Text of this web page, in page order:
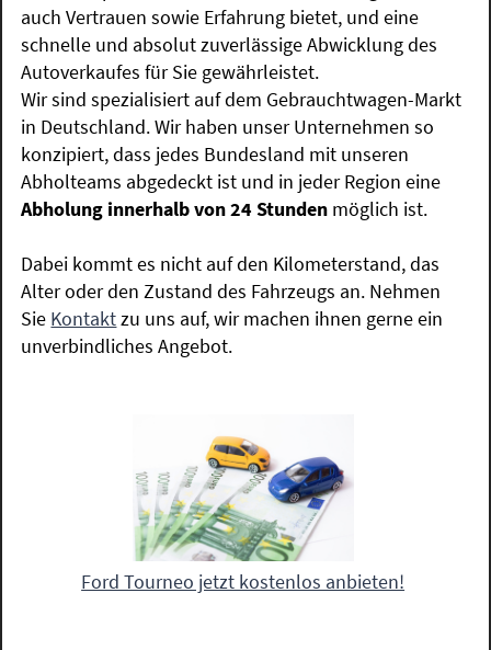
auch Vertrauen sowie Erfahrung bietet, und eine
schnelle und absolut zuverlässige Abwicklung des
Autoverkaufes für Sie gewährleistet.
Wir sind spezialisiert auf dem Gebrauchtwagen-Markt
in Deutschland. Wir haben unser Unternehmen so
konzipiert, dass jedes Bundesland mit unseren
Abholteams abgedeckt ist und in jeder Region eine
Abholung innerhalb von 24 Stunden möglich ist.
Dabei kommt es nicht auf den Kilometerstand, das
Alter oder den Zustand des Fahrzeugs an. Nehmen
Sie Kontaktzu uns auf, wir machen ihnen gerne ein
unverbindliches Angebot.
Ford Tourneo jetzt kostenlos anbieten!